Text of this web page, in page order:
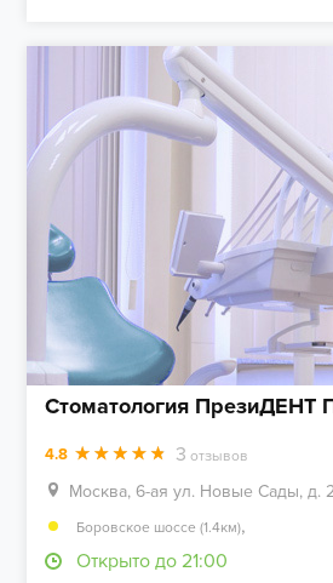
Стоматология ПрезиДЕНТ
4.8 3 отзывов
Москва, 6-ая ул. Новые Сады, д.
Боровское шоссе (1.4км),
Открыто до 21:00